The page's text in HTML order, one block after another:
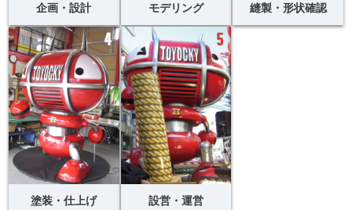
企画・設計 モデリング 縫製・形状確認
塗装・仕上げ 設営・運営